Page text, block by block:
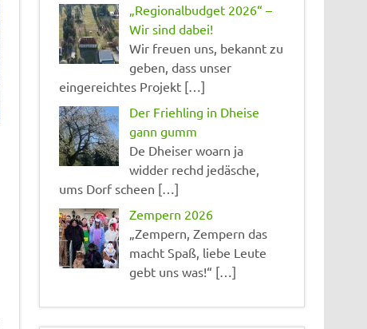
„Regionalbudget 2026“ –
Wir sind dabei!
Wir freuen uns, bekannt zu
geben, dass unser
eingereichtes Projekt […]
Der Friehling in Dheise
gann gumm
De Dheiser woarn ja
widder rechd jedäsche,
ums Dorf scheen […]
Zempern 2026
„Zempern, Zempern das
macht Spaß, liebe Leute
gebt uns was!“ […]